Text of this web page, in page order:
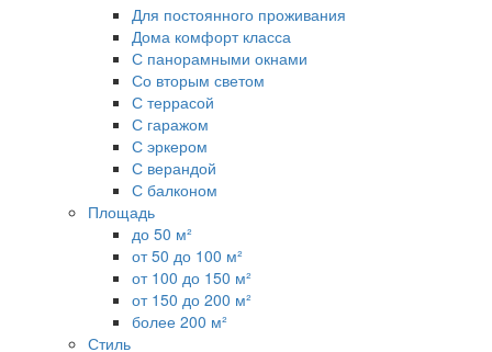
Для постоянного проживания
Дома комфорт класса
С панорамными окнами
Со вторым светом
С террасой
С гаражом
С эркером
С верандой
С балконом
Площадь
до 50 м²
от 50 до 100 м²
от 100 до 150 м²
от 150 до 200 м²
более 200 м²
Стиль